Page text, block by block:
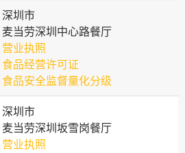
深圳市
麦当劳深圳中心路餐厅
营业执照
食品经营许可证
食品安全监督量化分级
深圳市
麦当劳深圳坂雪岗餐厅
营业执照